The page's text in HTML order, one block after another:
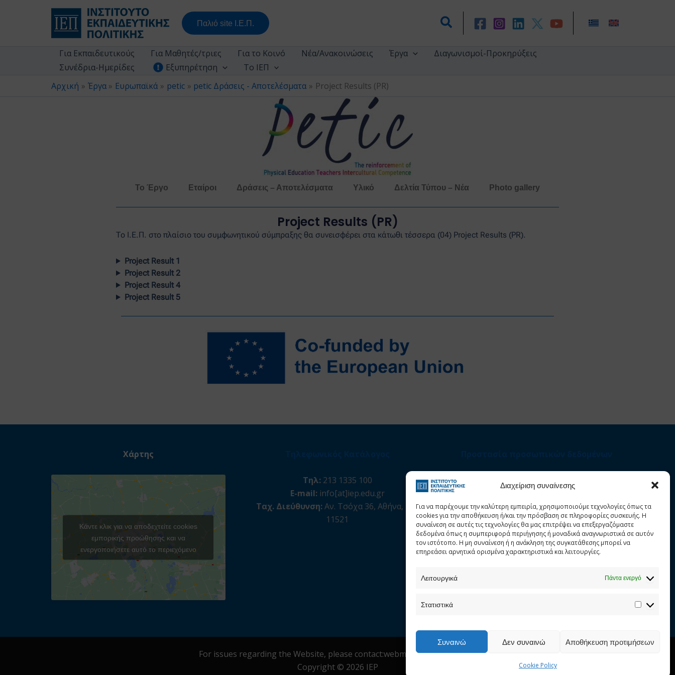
Διαχείριση συναίνεσης
Για να παρέχουμε την καλύτερη εμπειρία, χρησιμοποιούμε τεχνολογίες όπως τα
cookies για την αποθήκευση ή/και την πρόσβαση σε πληροφορίες συσκευής. Η
συναίνεση σε αυτές τις τεχνολογίες θα μας επιτρέψει να επεξεργαζόμαστε
δεδομένα όπως η συμπεριφορά περιήγησης ή μοναδικά αναγνωριστικά σε αυτόν
τον ιστότοπο. Η μη συναίνεση ή η ανάκληση της συγκατάθεσης μπορεί να
επηρεάσει αρνητικά ορισμένα χαρακτηριστικά και λειτουργίες.
Λειτουργικά Πάντα ενεργό
Στατιστικά
Στατιστικά
Συναινώ Δεν συναινώ Αποθήκευση προτιμήσεων
Cookie Policy
Παλιό site Ι.Ε.Π. Αναζήτηση
Για Εκπαιδευτικούς Για Μαθητές/τριες Για το Κοινό Νέα/Ανακοινώσεις Έργα
Διαγωνισμοί-Προκηρύξεις
Συνέδρια-Ημερίδες
Εξυπηρέτηση
Το ΙΕΠ
Αρχική
Έργα Ευρωπαϊκά petic petic Δράσεις - Αποτελέσματα Project Results (PR)
Το Έργο Εταίροι Δράσεις – Αποτελέσματα Υλικό Δελτία Τύπου – Νέα Photo gallery
Project Results (PR)
Το Ι.Ε.Π. στο πλαίσιο του συμφωνητικού σύμπραξης θα συνεισφέρει στα κάτωθι τέσσερα (04) Project Results (PR).
Project Result 1
Project Result 2
Project Result 4
Project Result 5
Χάρτης
Κάντε κλικ για να αποδεχτείτε cookies
εμπορικής προώθησης και να
ενεργοποιήσετε αυτό το περιεχόμενο
Τηλ:213 1335 100
E-mail: info[at]iep.edu.gr
Ταχ. Διεύθυνση:Αν. Τσόχα 36, Αθήνα, Τ.Κ.
11521
For issues regarding the Website, please contact:webmaster[at]iep.edu.gr
Copyright © 2026 IEP